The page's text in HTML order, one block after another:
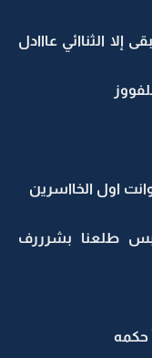
إلا الثناائي عااادل
اول الخااسرين
بس طلعنا بشرررف
حكمه